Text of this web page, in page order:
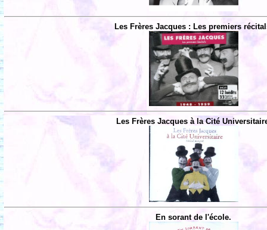
Les Frères Jacques : Les premiers
Les Frères Jacques à la Cité
En sorant de l'école.